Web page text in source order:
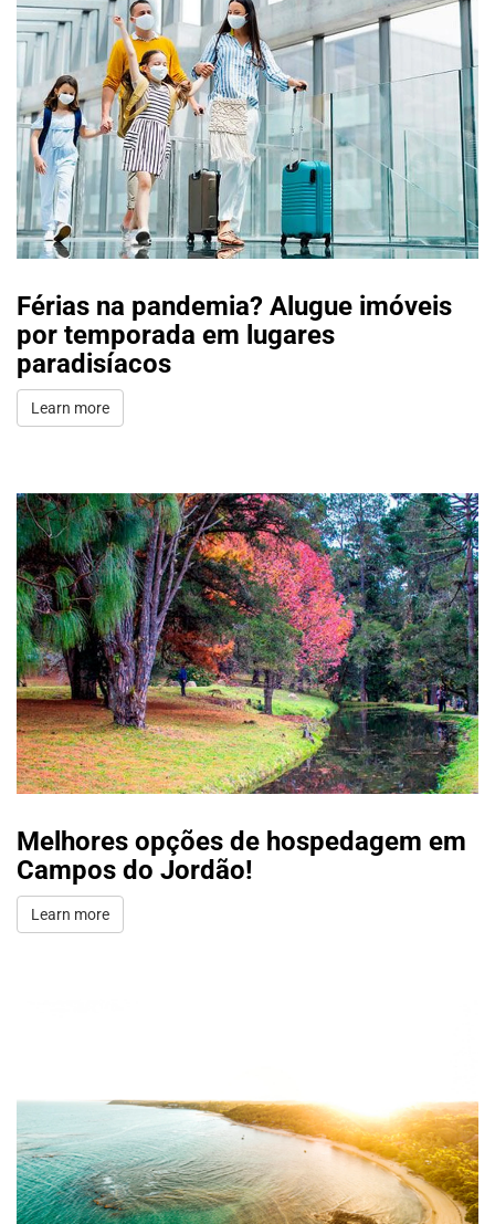
Férias na pandemia? Alugue imóveis
por temporada em lugares
paradisíacos
Learn more
Melhores opções de hospedagem em
Campos do Jordão!
Learn more